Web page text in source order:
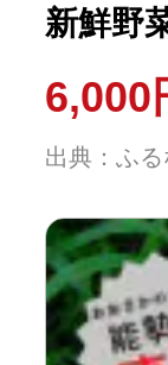
新鮮野
6,000
出典：ふ